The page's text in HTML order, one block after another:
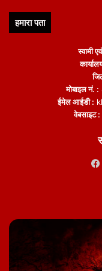
हमारा पता
स्वामी
मोबाइल नं. :
ईमेल आईडी :
वेबसाइट :